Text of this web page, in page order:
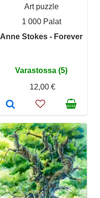
Art puzzle
1 000 Palat
Anne Stokes - Forever
Varastossa (5)
12,00 €